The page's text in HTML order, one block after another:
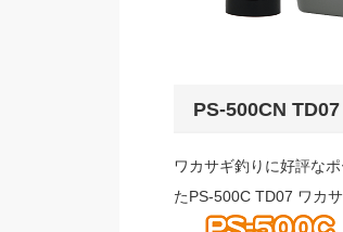
PS-500CN
ワカサギ釣りに好評な
たPS-500C TD07 ワカサ